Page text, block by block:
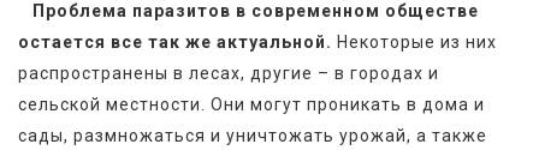
Проблема паразитов в современном обществе
остается все так же актуальной. Некоторые из них
распространены в лесах, другие – в городах и
сельской местности. Они могут проникать в дома и
сады, размножаться и уничтожать урожай, а также